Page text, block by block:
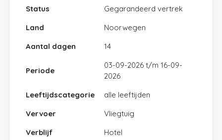
Leeftijdscategorie alle leeftijden
Aantal dagen
14
03-09-2026 t/m 16-09-
2026
Vervoer
Vliegtuig
Verblijf
Hotel
Land Noorwegen
Status Gegarandeerd vertrek